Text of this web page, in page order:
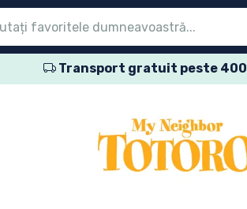
Transport gratuit peste 400